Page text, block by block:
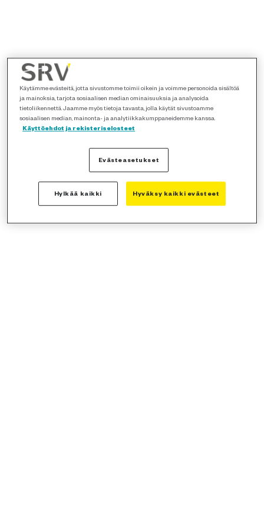
Käytämme evästeitä, jotta sivustomme toimii oikein ja voimme personoida sisältöä
ja mainoksia, tarjota sosiaalisen median ominaisuuksia ja analysoida
tietoliikennettä. Jaamme myös tietoja tavasta, jolla käytät sivustoamme
sosiaalisen median, mainonta- ja analytiikkakumppaneidemme kanssa.
Käyttöehdot ja rekisteriselosteet
Evästeasetukset
Hylkää kaikki Hyväksy kaikki evästeet